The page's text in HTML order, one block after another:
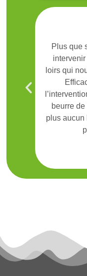
Plus que
loirs qui
beurre
plus aucun